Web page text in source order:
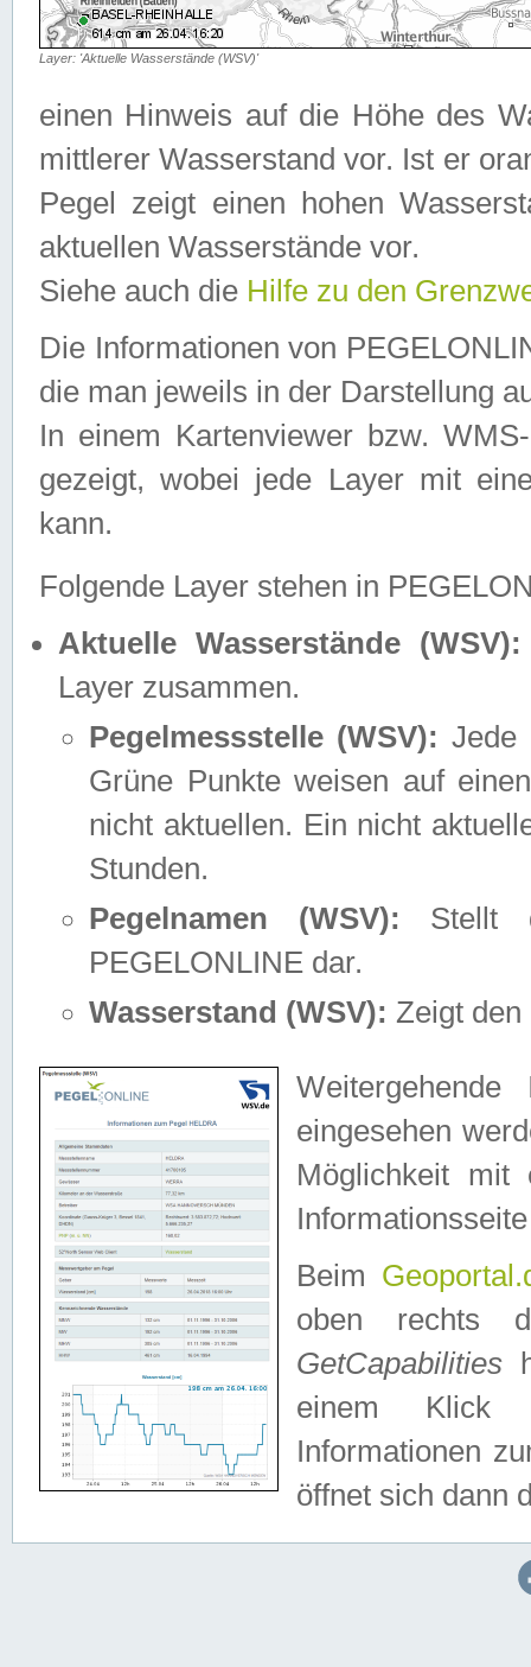
Layer: 'Aktuelle Wasserstände (WSV)'
einen Hinweis auf die Höhe des
mittlerer Wasserstand vor. Ist er
Pegel zeigt einen hohen
aktuellen Wasserstände vor.
Siehe auch die Hilfe zu den
Die Informationen von
die man jeweils in der Darstellung
In einem Kartenviewer bzw.
gezeigt, wobei jede Layer mit
kann.
Folgende Layer stehen in
Aktuelle Wasserstände (WSV):
Layer zusammen.
Pegelmessstelle (WSV): Jede
Grüne Punkte weisen auf
nicht aktuellen. Ein nicht
Stunden.
Pegelnamen (WSV): Stellt
PEGELONLINE dar.
Wasserstand (WSV): Zeigt den
eingesehen
Möglichkeit mit
Beim
oben rechts
GetCapabilities
einem Klick
Informationen
öffnet sich dann